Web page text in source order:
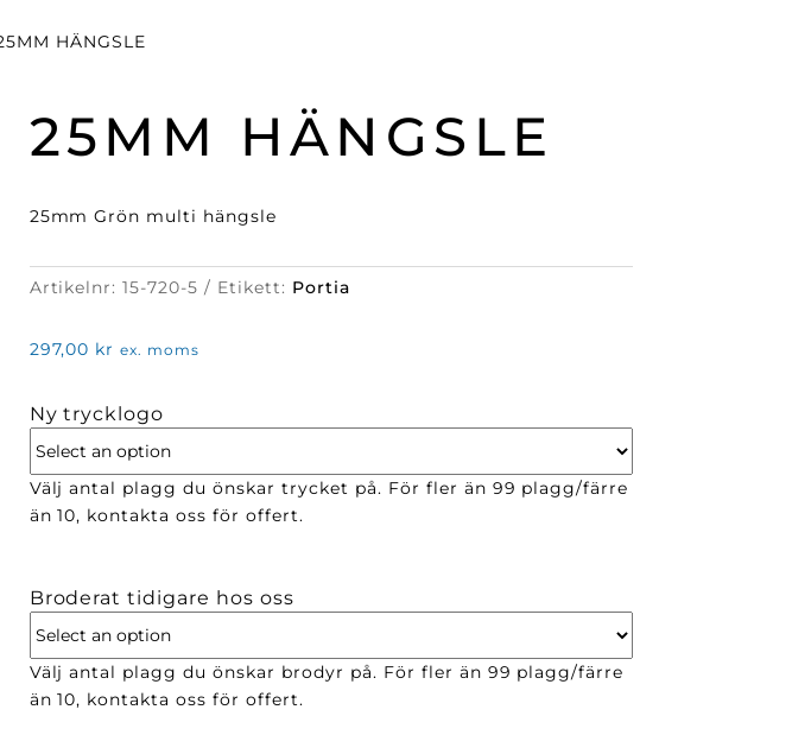
HÄNGSLE
25MM HÄNGSLE
25mm Grön multi hängsle
Artikelnr:15-720-5 Etikett: Portia
297,00 kr ex. moms
Ny trycklogo
Välj antal plagg du önskar trycket på. För fler än 99 plagg/färre
än 10, kontakta oss för offert.
Broderat tidigare hos oss
Välj antal plagg du önskar brodyr på. För fler än 99 plagg/färre
än 10, kontakta oss för offert.